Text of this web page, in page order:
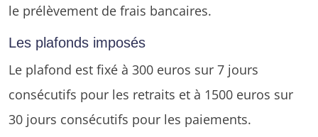
le prélèvement de frais bancaires.
Les plafonds imposés
Le plafond est fixé à 300 euros sur 7 jours
consécutifs pour les retraits et à 1500 euros sur
30 jours consécutifs pour les paiements.